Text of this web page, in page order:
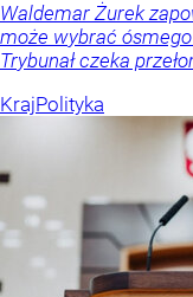
Waldemar Żurek
może wybrać ósmego
Trybunał czeka
KrajPolityka